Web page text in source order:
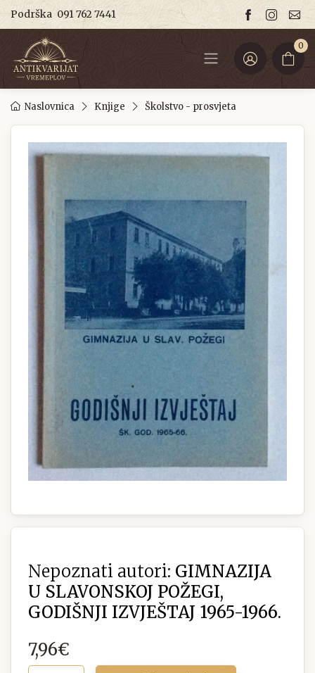
Podrška 091 762 7441
0
Naslovnica Knjige Školstvo - prosvjeta
Nepoznati autori: GIMNAZIJA
U SLAVONSKOJ POŽEGI,
GODIŠNJI IZVJEŠTAJ 1965-1966.
7,96€